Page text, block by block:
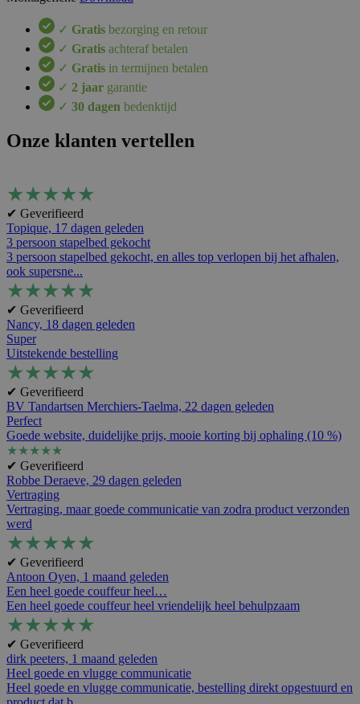
✓ Gratis bezorging en retour
✓ Gratis achteraf betalen
✓ Gratis in termijnen betalen
✓ 2 jaar garantie
✓ 30 dagen bedenktijd
Onze klanten vertellen
★★★★★
✔ Geverifieerd
Topique, 17 dagen geleden
3 persoon stapelbed gekocht
3 persoon stapelbed gekocht, en alles top verlopen bij het afhalen,
ook supersne...
★★★★★
✔ Geverifieerd
Nancy, 18 dagen geleden
Super
Uitstekende bestelling
★★★★★
✔ Geverifieerd
BV Tandartsen Merchiers-Taelma, 22 dagen geleden
Perfect
Goede website, duidelijke prijs, mooie korting bij ophaling (10 %)
★★★★★
✔ Geverifieerd
Robbe Deraeve, 29 dagen geleden
Vertraging
Vertraging, maar goede communicatie van zodra product verzonden
werd
★★★★★
✔ Geverifieerd
Antoon Oyen, 1 maand geleden
Een heel goede couffeur heel…
Een heel goede couffeur heel vriendelijk heel behulpzaam
★★★★★
✔ Geverifieerd
dirk peeters, 1 maand geleden
Heel goede en vlugge communicatie
Heel goede en vlugge communicatie, bestelling direkt opgestuurd en